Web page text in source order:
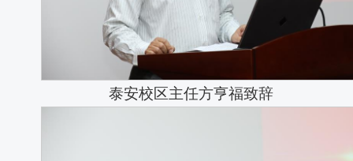
泰安校区主任方亨福致辞